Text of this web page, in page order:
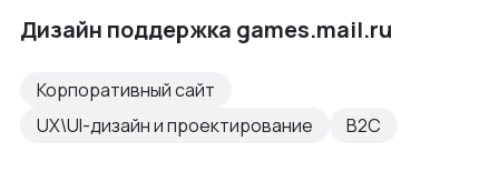
Дизайн поддержка games.mail.ru
Корпоративный сайт
UX\UI-дизайн и проектирование
B2C